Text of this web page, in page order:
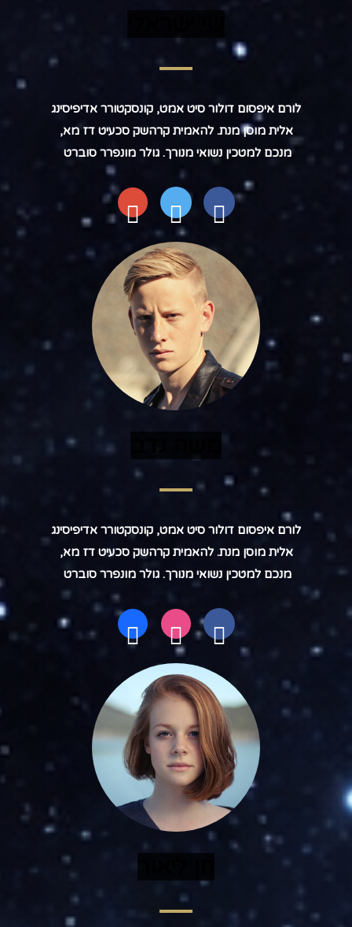
לורם איפסום דולור סיט אמט, קונסקטורר אדיפיסינג
אלית מוסן מנת. להאמית קרהשק סכעיט דז מא,
מנכם למטכין נשואי מנורך. גולר מונפרר סוברט
לורם איפסום דולור סיט אמט, קונסקטורר אדיפיסינג
אלית מוסן מנת. להאמית קרהשק סכעיט דז מא,
מנכם למטכין נשואי מנורך. גולר מונפרר סוברט